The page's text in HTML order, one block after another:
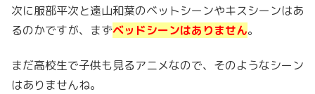
次に服部平次と遠山和葉のベットシーンやキスシーンはあ
るのかですが、まずベッドシーンはありません。
まだ高校生で子供も見るアニメなので、そのようなシーン
はありませんね。